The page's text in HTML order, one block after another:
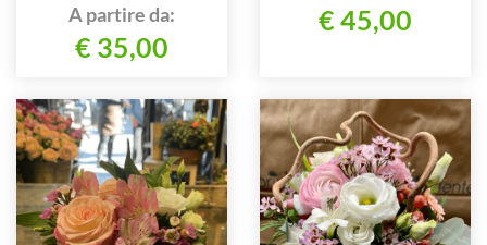
A partire da:
€ 35,00
€ 45,00